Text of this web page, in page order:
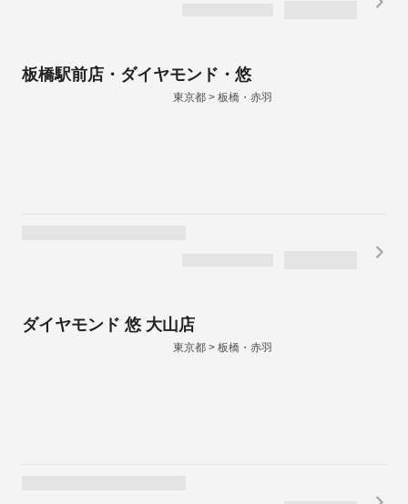
板橋駅前店・ダイヤモンド・悠
東京都 > 板橋・赤羽
ダイヤモンド 悠 大山店
東京都 > 板橋・赤羽